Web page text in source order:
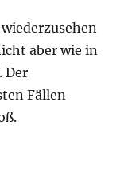
aber wie in
Der
Fällen